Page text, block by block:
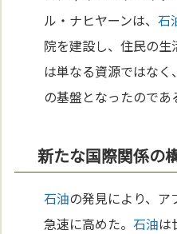
ル・ナヒヤーンは、石
院を建設し、住民の
は単なる資源ではなく
の基盤となったのであ
新たな国際関係の
石油の発見により、ア
急速に高めた。石油は